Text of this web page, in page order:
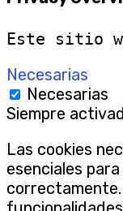
Este sitio
Necesarias
Necesarias
Siempre
Las cookies
esenciales